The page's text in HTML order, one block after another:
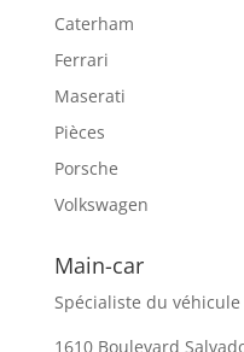
Caterham
Ferrari
Maserati
Pièces
Porsche
Volkswagen
Main-car
Spécialiste du
1610 Boulevard